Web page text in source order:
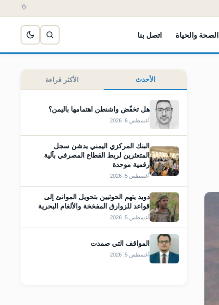
الصحة والحياة اتصل بنا
الأحدث الأكثر قراءة
هل تخفّض واشنطن اهتمامها باليمن؟
أغسطس 6, 2026
البنك المركزي اليمني يدشن سجل
المتعثرين لربط القطاع المصرفي بآلية
رقمية موحدة
أغسطس 5, 2026
دويد يتهم الحوثيين بتحويل الموانئ إلى
قواعد للزوارق المفخخة والألغام البحرية
أغسطس 5, 2026
المواقف التي صمدت
أغسطس 5, 2026